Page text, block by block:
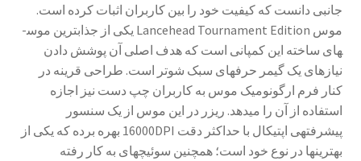
جانبی دانست که کیفیت خود را بین کاربران اثبات کرده است.
موس Lancehead Tournament Editionیکی از جذاب­ترین موس­
های ساخته این کمپانی است که هدف اصلی آن پوشش دادن
نیازهای یک گیمر حرفه­ای سبک شوتر است. طراحی قرینه در
کنار فرم ارگونومیک موس به کاربران چپ دست نیز اجازه
استفاده از آن را می­دهد. ریزر در این موس از یک سنسور
پیشرفته­ی اپتیکال با حداکثر دقت 16000DPI بهره برده که یکی از
بهترین­ها در نوع خود است؛ همچنین سوئیچ­های به کار رفته